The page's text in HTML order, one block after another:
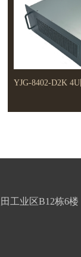
YJG-8402-D2K
工业区B12栋6楼